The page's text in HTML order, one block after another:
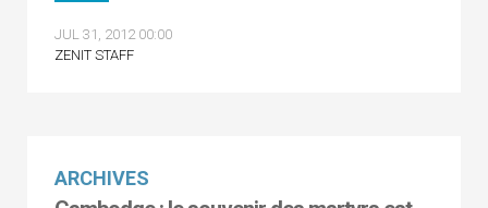
JUL 31, 2012 00:00
ZENIT STAFF
ARCHIVES